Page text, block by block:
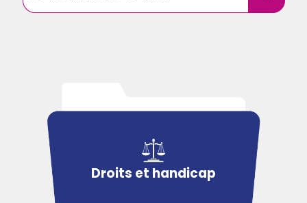
Droits et handicap